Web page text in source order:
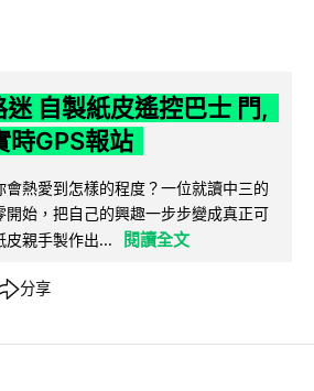
自製紙皮遙控巴士 門,
時GPS報站
熱愛到怎樣的程度？一位就讀中三的
開始，把自己的興趣一步步變成真正可
皮親手製作出...
閱讀全文
分享